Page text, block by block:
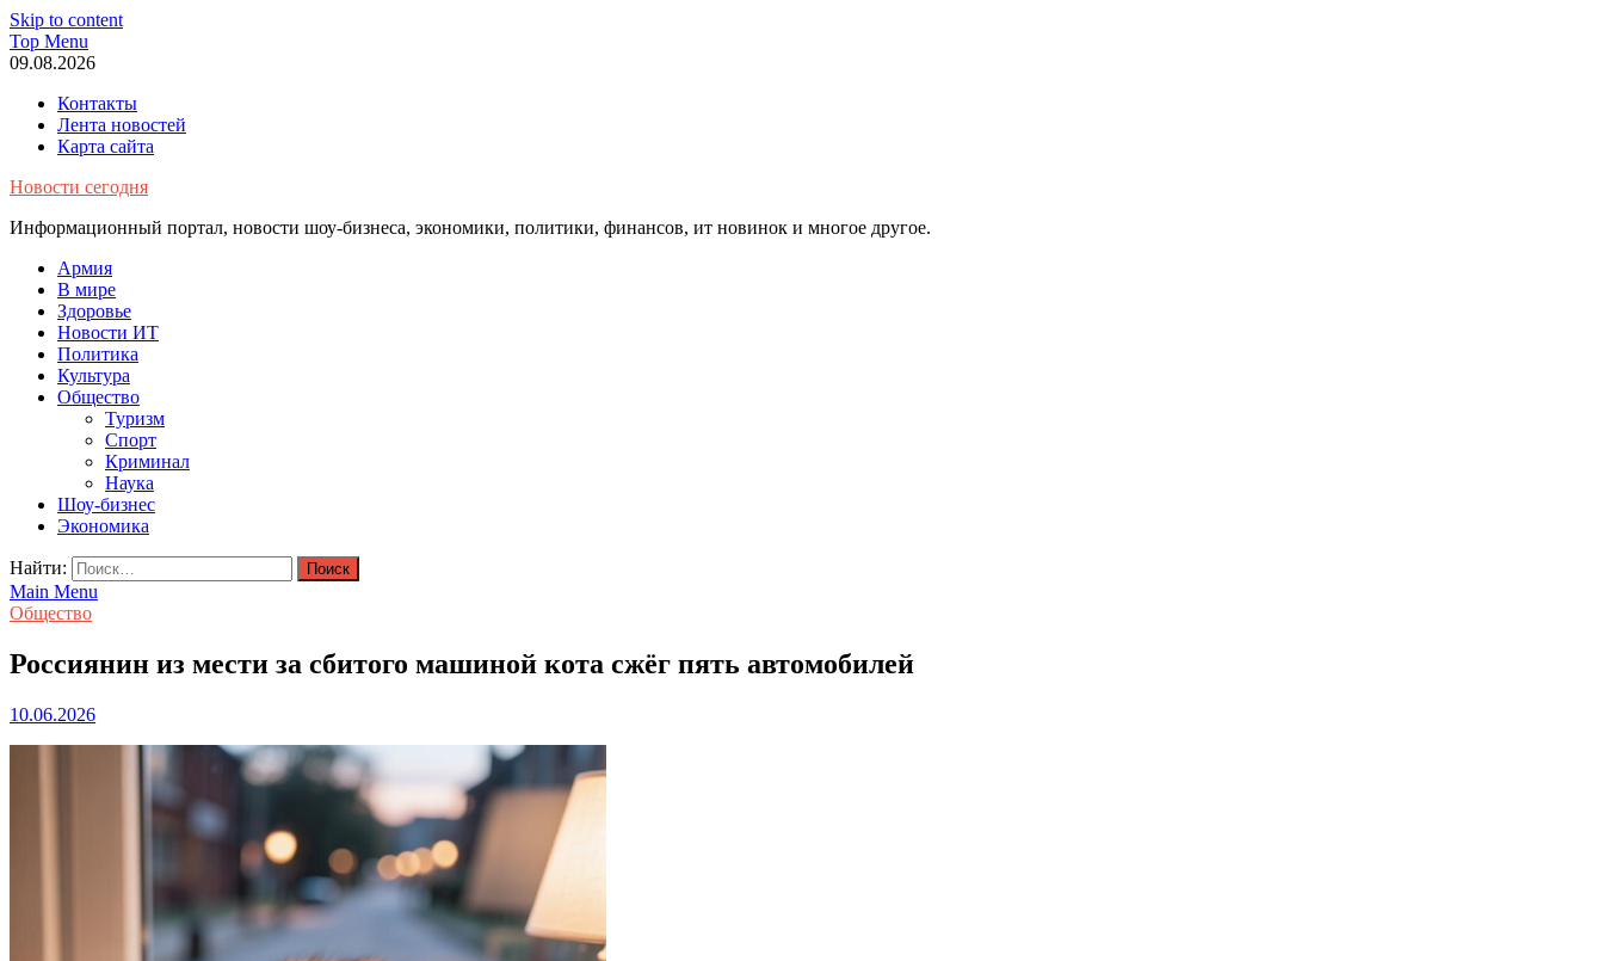
Skip to content
Top Menu
09.08.2026
Контакты
Лента новостей
Карта сайта
Новости сегодня
Информационный портал, новости шоу-бизнеса, экономики, политики, финансов, ит новинок и многое другое.
Армия
В мире
Здоровье
Новости ИТ
Политика
Культура
Общество
Туризм
Спорт
Криминал
Наука
Шоу-бизнес
Экономика
Найти:
Main Menu
Общество
Россиянин из мести за сбитого машиной кота сжёг пять автомобилей
10.06.2026